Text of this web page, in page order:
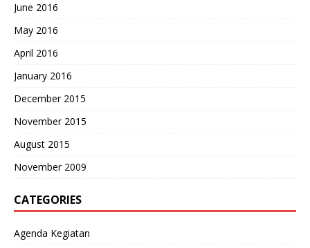
June 2016
May 2016
April 2016
January 2016
December 2015
November 2015
August 2015
November 2009
CATEGORIES
Agenda Kegiatan